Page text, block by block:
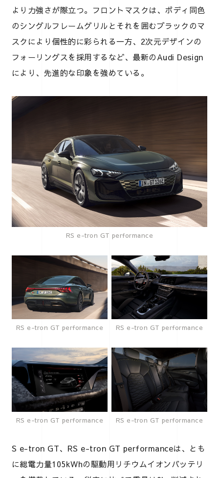
より力強さが際立つ。フロントマスクは、ボディ同色
のシングルフレームグリルとそれを囲むブラックのマ
スクにより個性的に彩られる一方、2次元デザインの
フォーリングスを採用するなど、最新のAudi Design
により、先進的な印象を強めている。
RS e-tron GT performance
RS e-tron GT performance RS e-tron GT performance
RS e-tron GT performance RS e-tron GT performance
S e-tron GT、RS e-tron GT performanceは、とも
に総電力量105kWhの駆動用リチウムイオンバッテリ